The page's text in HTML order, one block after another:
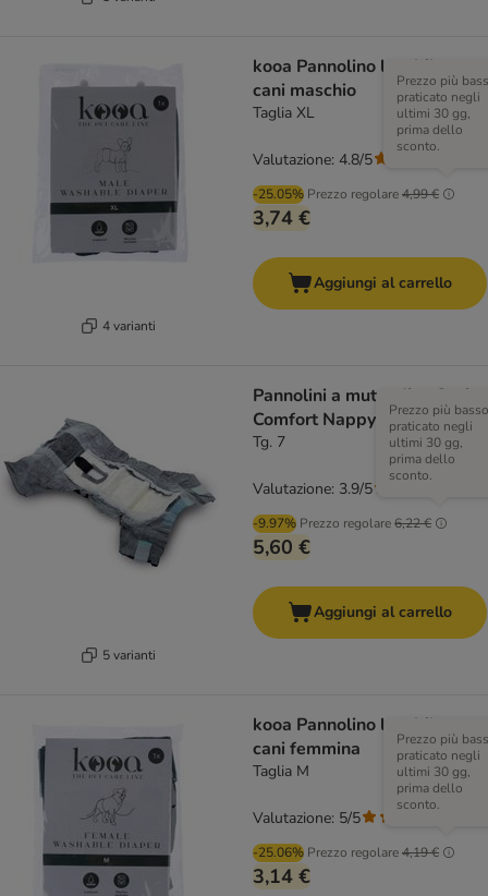
4 varianti
kooa Pannolino lavabile per
cani maschio
Taglia XL
-25.05% Prezzo regolare4,99 €
Prezzo più
praticato negli
ultimi 30 gg,
prima dello
sconto.
3,74 €
Valutazione: 4.8/5
Aggiungi al carrello
5 varianti
Pannolini a mutandina Savic
Comfort Nappy
Tg. 7
-9.97% Prezzo regolare6,22 €
Prezzo più basso
praticato negli
ultimi 30 gg,
prima dello
sconto.
5,60 €
Valutazione: 3.9/5
Aggiungi al carrello
kooa Pannolino lavabile per
cani femmina
Taglia M
-25.06% Prezzo regolare4,19 €
Prezzo più
praticato negli
ultimi 30 gg,
prima dello
sconto.
3,14 €
Valutazione: 5/5